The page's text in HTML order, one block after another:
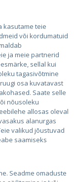
kasutame teie
või kordumatuid
ja meie partnerid
sellal kui
tagasivõtmine
osa kuvatavast
Saate selle
nõusoleku
allosas oleval
alanurgas
valikud jõustuvad
saamiseks
Seadme omaduste